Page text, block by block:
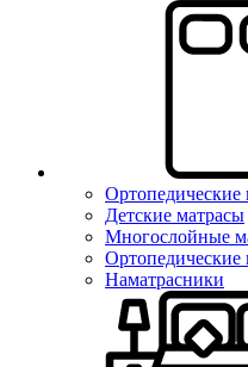
Ортопедические
Детские матрасы
Многослойные
Ортопедические
Наматрасники